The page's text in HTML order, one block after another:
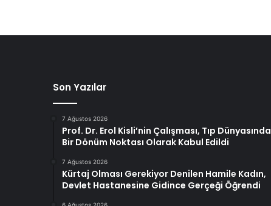
Son Yazılar
7 Ağustos 2026
Prof. Dr. Erol Kisli’nin Çalışması, Tıp Dünyasında
Bir Dönüm Noktası Olarak Kabul Edildi
7 Ağustos 2026
Kürtaj Olması Gerekiyor Denilen Hamile Kadın,
Devlet Hastanesine Gidince Gerçeği Öğrendi